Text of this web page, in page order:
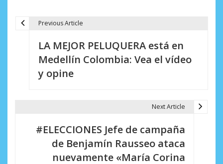
Previous Article
LA MEJOR PELUQUERA está en
Medellín Colombia: Vea el vídeo
y opine
Next Article
#ELECCIONES Jefe de campaña
de Benjamín Rausseo ataca
nuevamente «María Corina